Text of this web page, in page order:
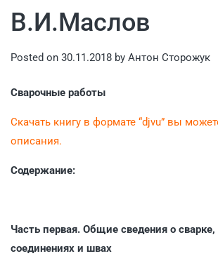
В.И.Маслов
Posted on 30.11.2018 by Антон Сторожук
Сварочные работы
Скачать книгу в формате “djvu” вы
описания.
Содержание:
Часть первая. Общие сведения о
соединениях и швах